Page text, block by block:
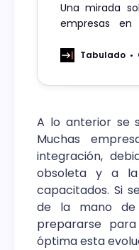
Una mirada
empresas
Tabulado
A lo anterior se
Muchas
integración,
obsoleta y a la
capacitados. Si
de la mano de
prepararse
óptima esta